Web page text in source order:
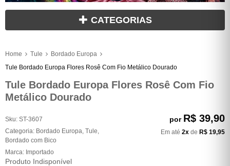
CATEGORIAS
Home Tule
Bordado Europa
Tule Bordado Europa Flores Rosê Com Fio Metálico Dourado
Tule Bordado Europa Flores Rosê Com Fio
Metálico Dourado
Sku: ST-3607
Categoria: Bordado Europa Tule
Bordado com Bico
Marca: Importado
Produto Indisponível
por R$ 39,90
Em até 2x de R$ 19,95